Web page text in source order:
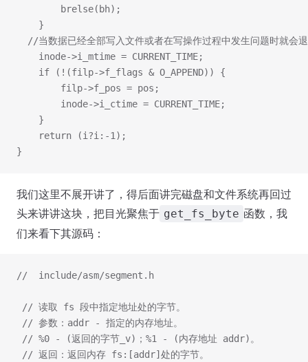
		brelse(bh);
	}
//当数据已经全部写入文件或者在写操作过程中发生问题时就会
	inode->i_mtime = CURRENT_TIME;
	if (!(filp->f_flags & O_APPEND)) {
		filp->f_pos = pos;
		inode->i_ctime = CURRENT_TIME;
	}
	return (i?i:-1);
}
我们这里不展开讲了，得后面讲完磁盘和文件系统再回过
头来讲讲这块，把目光聚焦于 get_fs_byte 函数，我
们来看下其源码：
//  include/asm/segment.h
// 读取 fs 段中指定地址处的字节。
// 参数：addr - 指定的内存地址。
// %0 - (返回的字节_v)；%1 - (内存地址 addr)。
// 返回：返回内存 fs:[addr]处的字节。